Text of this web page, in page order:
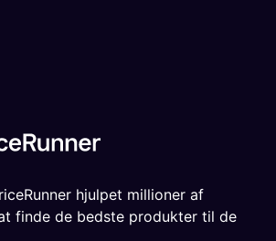
hjulpet millioner af
finde de bedste produkter til de